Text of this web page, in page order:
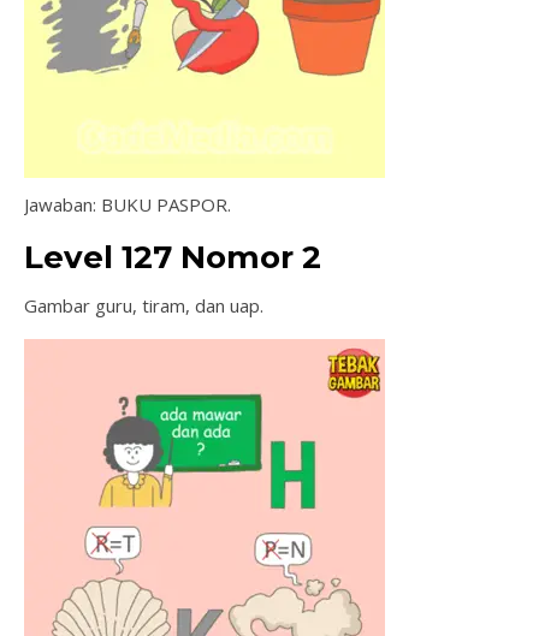
Jawaban: BUKU PASPOR.
Level 127 Nomor 2
Gambar guru, tiram, dan uap.